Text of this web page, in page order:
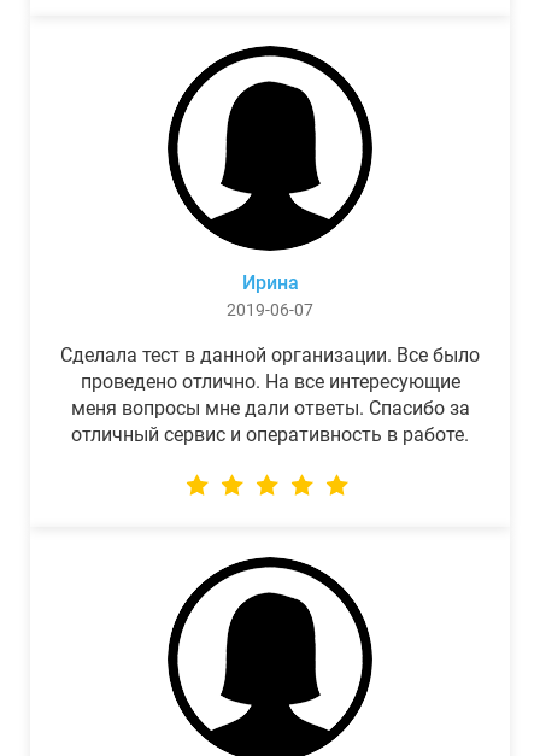
Ирина
2019-06-07
Сделала тест в данной организации. Все было
проведено отлично. На все интересующие
меня вопросы мне дали ответы. Спасибо за
отличный сервис и оперативность в работе.